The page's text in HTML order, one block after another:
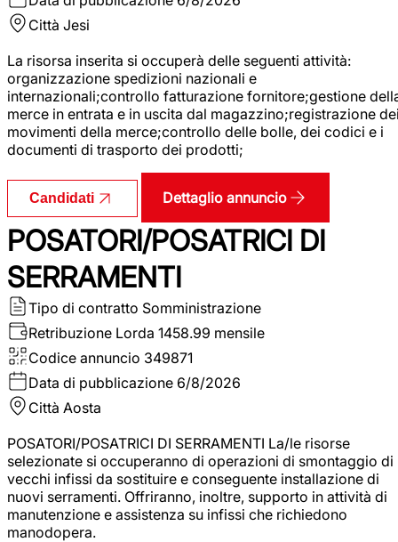
Città Jesi
La risorsa inserita si occuperà delle seguenti attività:
organizzazione spedizioni nazionali e
internazionali;controllo fatturazione fornitore;gestione
merce in entrata e in uscita dal magazzino;registrazione
movimenti della merce;controllo delle bolle, dei codici e i
documenti di trasporto dei prodotti;
Candidati Dettaglio annuncio
POSATORI/POSATRICI DI
SERRAMENTI
Tipo di contratto Somministrazione
Retribuzione Lorda 1458.99 mensile
Codice annuncio 349871
Data di pubblicazione 6/8/2026
Città Aosta
POSATORI/POSATRICI DI SERRAMENTI La/le risorse
selezionate si occuperanno di operazioni di smontaggio di
vecchi infissi da sostituire e conseguente installazione di
nuovi serramenti. Offriranno, inoltre, supporto in attività di
manutenzione e assistenza su infissi che richiedono
manodopera.